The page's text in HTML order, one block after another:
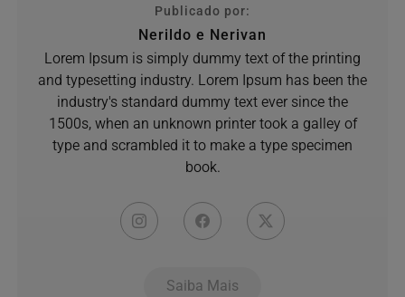
Publicado por:
Nerildo e Nerivan
Lorem Ipsum is simply dummy text of the printing
and typesetting industry. Lorem Ipsum has been the
industry's standard dummy text ever since the
1500s, when an unknown printer took a galley of
type and scrambled it to make a type specimen
book.
Saiba Mais